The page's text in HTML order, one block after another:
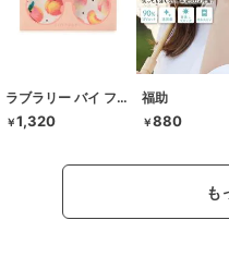
ラブラリー バイ フェイラー
￥1,320
福助
￥880
も